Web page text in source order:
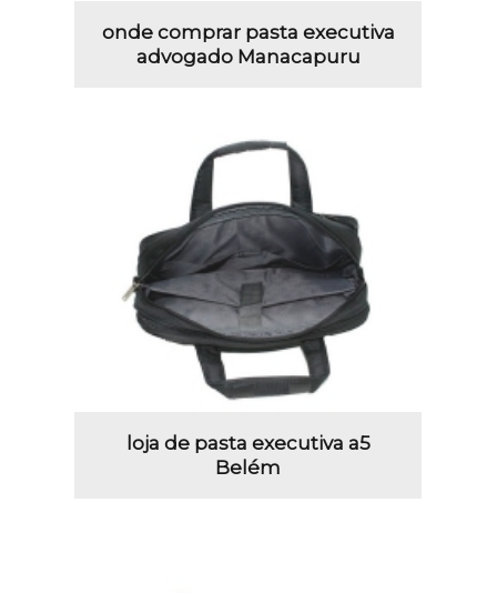
onde comprar pasta executiva
advogado Manacapuru
loja de pasta executiva a5
Belém